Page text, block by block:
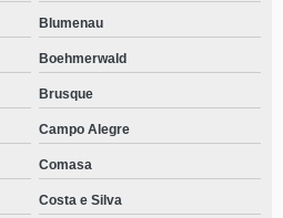
Blumenau
Boehmerwald
Brusque
Campo Alegre
Comasa
Costa e Silva